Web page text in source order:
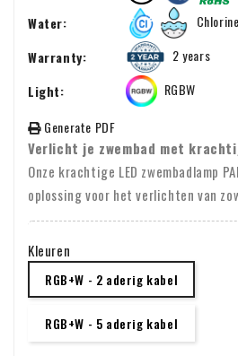
Water:
Warranty:
2 years
Light:
RGBW
Generate PDF
Verlicht je zwembad met
Onze krachtige LED zwembadlamp
oplossing voor het verlichten van
buitenzwembaden. Met een hoge
deze lampen voor een heldere en
Bovendien zijn onze lampen dimbaar,
verlichting naar wens kunt
bijna alle standaard
de markt zijn, wat de installatie
Kleuren
RGB+W - 2 aderig kabel
RGB+W - 5 aderig kabel